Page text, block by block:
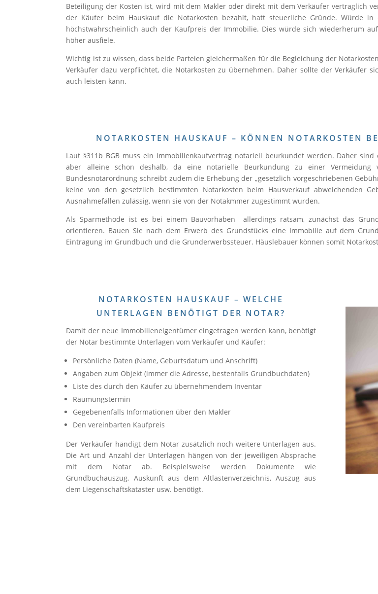
Beteiligung der Kosten ist, wird mit dem Makler oder direkt mit dem Verkäufer vertraglich
der Käufer beim Hauskauf die Notarkosten bezahlt, hatt steuerliche Gründe. Würde
höchstwahrscheinlich auch der Kaufpreis der Immobilie. Dies würde sich wiederherum
höher ausfiele.
Wichtig ist zu wissen, dass beide Parteien gleichermaßen für die Begleichung der
Verkäufer dazu verpflichtet, die Notarkosten zu übernehmen. Daher sollte der Verkäufer
auch leisten kann.
NOTARKOSTEN HAUSKAUF – KÖNNEN NOTARKOSTEN
Laut §311b BGB muss ein Immobilienkaufvertrag notariell beurkundet werden. Daher
aber alleine schon deshalb, da eine notarielle Beurkundung zu einer
Bundesnotarordnung schreibt zudem die Erhebung der „gesetzlich vorgeschriebenen
keine von den gesetzlich bestimmten Notarkosten beim Hausverkauf abweichenden
Ausnahmefällen zulässig, wenn sie von der Notakmmer zugestimmt wurden.
Als Sparmethode ist es bei einem Bauvorhaben allerdings ratsam, zunächst das
orientieren. Bauen Sie nach dem Erwerb des Grundstücks eine Immobilie auf dem
Eintragung im Grundbuch und die Grunderwerbssteuer. Häuslebauer können somit
NOTARKOSTEN HAUSKAUF – WELCHE
UNTERLAGEN BENÖTIGT DER NOTAR?
Damit der neue Immobilieneigentümer eingetragen werden kann, benötigt
der Notar bestimmte Unterlagen vom Verkäufer und Käufer:
Persönliche Daten (Name, Geburtsdatum und Anschrift)
Angaben zum Objekt (immer die Adresse, bestenfalls Grundbuchdaten)
Liste des durch den Käufer zu übernehmendem Inventar
Räumungstermin
Gegebenenfalls Informationen über den Makler
Den vereinbarten Kaufpreis
Der Verkäufer händigt dem Notar zusätzlich noch weitere Unterlagen aus.
Die Art und Anzahl der Unterlagen hängen von der jeweiligen Absprache
mit dem Notar ab. Beispielsweise werden Dokumente wie
Grundbuchauszug, Auskunft aus dem Altlastenverzeichnis, Auszug aus
dem Liegenschaftskataster usw. benötigt.